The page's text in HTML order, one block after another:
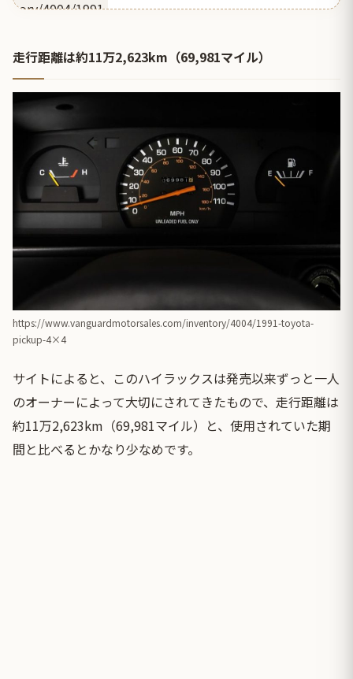
走行距離は約11万2,623km（69,981マイル）
https://www.vanguardmotorsales.com/inventory/4004/1991-toyota-
pickup-4×4
サイトによると、このハイラックスは発売以来ずっと一人
のオーナーによって大切にされてきたもので、走行距離は
約11万2,623km（69,981マイル）と、使用されていた期
間と比べるとかなり少なめです。